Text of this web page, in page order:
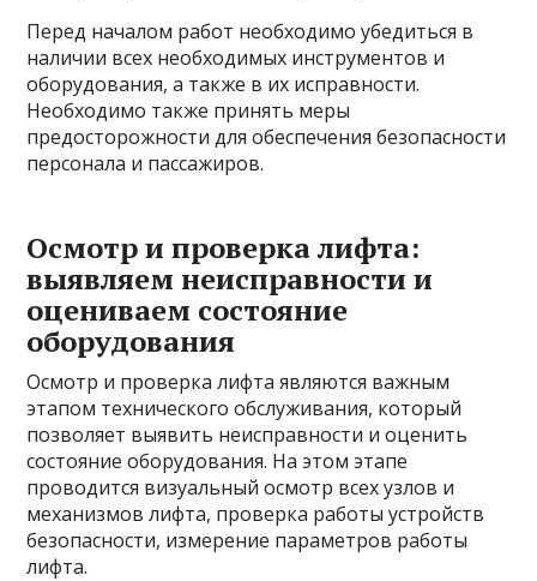
Перед началом работ необходимо убедиться в
наличии всех необходимых инструментов и
оборудования, а также в их исправности.
Необходимо также принять меры
предосторожности для обеспечения безопасности
персонала и пассажиров.
Осмотр и проверка лифта:
выявляем неисправности и
оцениваем состояние
оборудования
Осмотр и проверка лифта являются важным
этапом технического обслуживания, который
позволяет выявить неисправности и оценить
состояние оборудования. На этом этапе
проводится визуальный осмотр всех узлов и
механизмов лифта, проверка работы устройств
безопасности, измерение параметров работы
лифта.